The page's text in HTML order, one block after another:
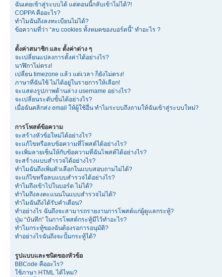
ฉันเคยเข้าสู่ระบบได้ แต่ตอนนี้กลับเข้าไม่ได้?!
COPPA คืออะไร?
ทำไมฉันถึงลงทะเบียนไม่ได้?
ข้อความที่ว่า “ลบ cookies ทั้งหมดของบอร์ดนี้” ทำอะไร ?
ตั้งค่าสมาชิก และ ตั้งค่าต่าง ๆ
จะเปลี่ยนแปลงการตั้งค่าได้อย่างไร?
นาฬิกาไม่ตรง!
เปลี่ยน timezone แล้ว แต่เวลา ก็ยังไม่ตรง!
ภาษาที่ฉันใช้ ไม่ได้อยู่ในรายการให้เลือก!
จะแสดงรูปภาพด้านล่าง username อย่างไร?
จะเปลี่ยนระดับขั้นได้อย่างไร?
เมื่อฉันคลิกส่ง email ให้ผู้ใช้อื่น ทำไมระบบถึงถามให้ฉันเข้าสู่ระบบใหม่?
การโพสต์ข้อความ
จะสร้างหัวข้อใหม่ได้อย่างไร?
จะแก้ไขหรือลบข้อความที่โพสต์ได้อย่างไร?
จะเพิ่มลายเซ็นให้กับข้อความที่ฉันโพสต์ได้อย่างไร?
จะสร้างแบบสำรวจได้อย่างไร?
ทำไมฉันถึงเพิ่มตัวเลือกในแบบสอบถามไม่ได้?
จะแก้ไขหรือลบแบบสำรวจได้อย่างไร?
ทำไมถึงเข้าไปในบอร์ด ไม่ได้?
ทำไมถึงลงคะแนนในแบบสำรวจไม่ได้?
ทำไมฉันถึงได้รับคำเตือน?
ทำอย่างไร ฉันถึงจะสามารถรายงานการโพสต์แก่ผู้ดูแลกระทู้?
ปุ่ม “บันทึก” ในการโพสต์กระทู้มีไว้ทำอะไร?
ทำไมกระทู้ของฉันต้องรอการอนุมัติ?
ทำอย่างไรฉันถึงจะปั้มกระทู้ได้?
รูปแบบและชนิดของหัวข้อ
BBCode คืออะไร?
ใช้ภาษา HTML ได้ไหม?